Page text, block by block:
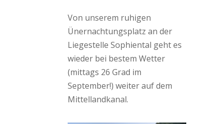
Von unserem ruhigen
Ünernachtungsplatz an der
Liegestelle Sophiental geht es
wieder bei bestem Wetter
(mittags 26 Grad im
September!) weiter auf dem
Mittellandkanal.